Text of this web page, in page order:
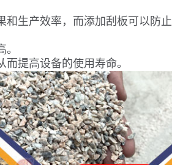
和生产效率，而添加刮板可以防止
提高设备的使用寿命。